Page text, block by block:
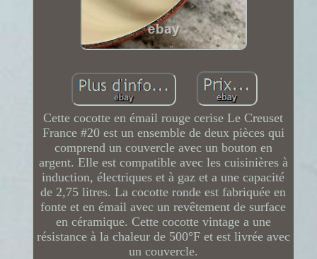
Cette cocotte en émail rouge cerise Le Creuset
France #20 est un ensemble de deux pièces qui
comprend un couvercle avec un bouton en
argent. Elle est compatible avec les cuisinières à
induction, électriques et à gaz et a une capacité
de 2,75 litres. La cocotte ronde est fabriquée en
fonte et en émail avec un revêtement de surface
en céramique. Cette cocotte vintage a une
résistance à la chaleur de 500°F et est livrée avec
un couvercle.